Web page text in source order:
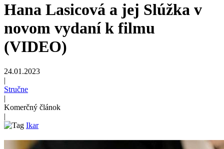
Hana Lasicová a jej Slúžka v
novom vydaní k filmu
(VIDEO)
24.01.2023
|
Stručne
|
Komerčný článok
|
Ikar